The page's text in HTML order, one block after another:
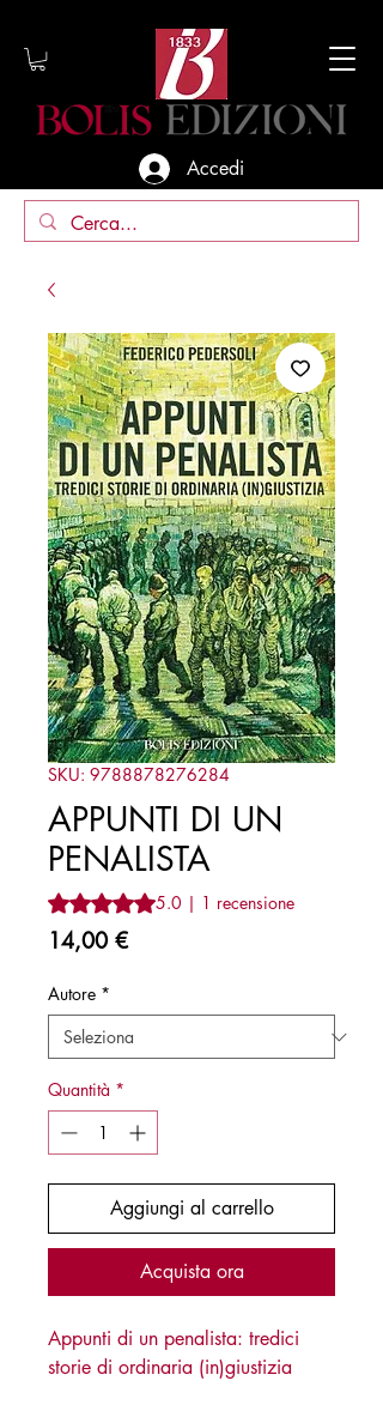
Accedi
SKU: 9788878276284
APPUNTI DI UN
PENALISTA
Sulla base di 1 recensione, la
5.0 | 1 recensione
14,00 €Prezzo
Autore *
Quantità *
Aggiungi al carrello
Acquista ora
Appunti di un penalista: tredici
storie di ordinaria (in)giustizia